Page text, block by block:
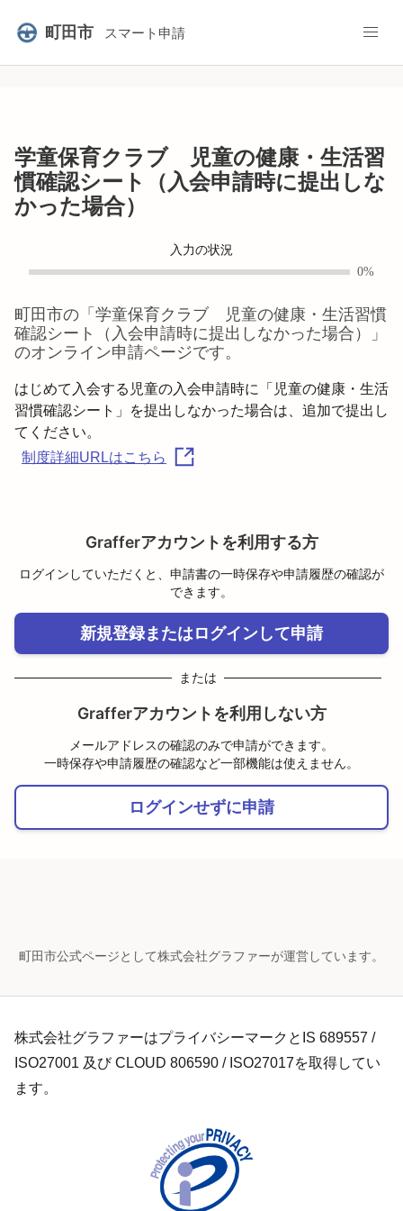
町田市 スマート申請
学童保育クラブ 児童の健康・生活習
慣確認シート（入会申請時に提出しな
かった場合）
入力の状況
0%
町田市の「 学童保育クラブ 児童の健康・生活習慣
確認シート（入会申請時に提出しなかった場合）
」
のオンライン申請ページです。
はじめて入会する児童の入会申請時に「児童の健康・生活
習慣確認シート」を提出しなかった場合は、追加で提出し
制度詳細URLはこちら
Grafferアカウントを利用する方
ログインしていただくと、申請書の一時保存や申請履歴の確認が
できます。
新規登録またはログインして申請
または
Grafferアカウントを利用しない方
メールアドレスの確認のみで申請ができます。
一時保存や申請履歴の確認など一部機能は使えません。
ログインせずに申請
町田市公式ページとして株式会社グラファーが運営しています。
株式会社グラファーはプライバシーマークとIS 689557 /
ISO27001 及び CLOUD 806590 / ISO27017を取得してい
ます。